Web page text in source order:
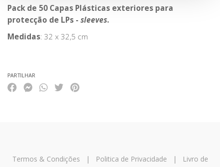
Pack de 50 Capas Plásticas exteriores para
protecção de LPs - sleeves.
Medidas: 32 x 32,5 cm
PARTILHAR
Termos & Condições | Politica de Privacidade |
Livro de